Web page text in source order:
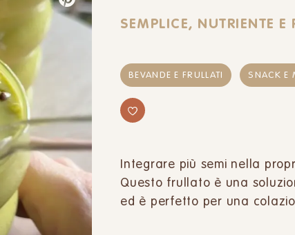
SEMPLICE, NUTRIENTE E
BEVANDE E FRULLATI SNACK E
Integrare più semi nella
Questo frullato è una
ed è perfetto per una